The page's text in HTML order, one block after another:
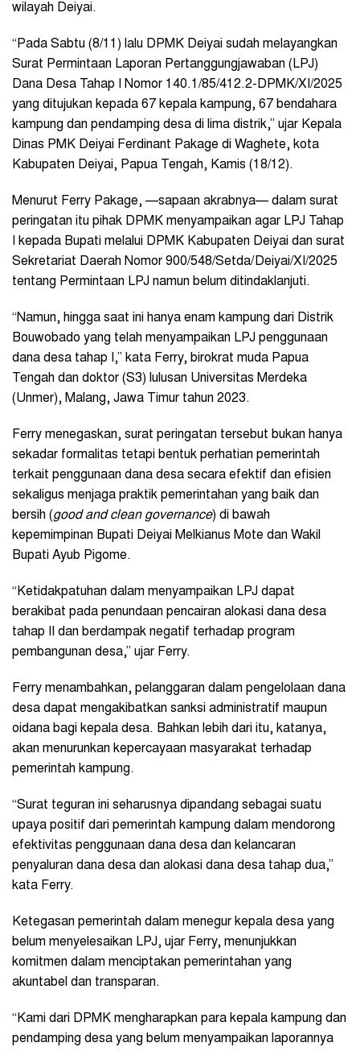
wilayah Deiyai.
“Pada Sabtu (8/11) lalu DPMK Deiyai sudah melayangkan
Surat Permintaan Laporan Pertanggungjawaban (LPJ)
Dana Desa Tahap I Nomor 140.1/85/412.2-DPMK/XI/2025
yang ditujukan kepada 67 kepala kampung, 67 bendahara
kampung dan pendamping desa di lima distrik,” ujar Kepala
Dinas PMK Deiyai Ferdinant Pakage di Waghete, kota
Kabupaten Deiyai, Papua Tengah, Kamis (18/12).
Menurut Ferry Pakage, —sapaan akrabnya— dalam surat
peringatan itu pihak DPMK menyampaikan agar LPJ Tahap
I kepada Bupati melalui DPMK Kabupaten Deiyai dan surat
Sekretariat Daerah Nomor 900/548/Setda/Deiyai/XI/2025
tentang Permintaan LPJ namun belum ditindaklanjuti.
“Namun, hingga saat ini hanya enam kampung dari Distrik
Bouwobado yang telah menyampaikan LPJ penggunaan
dana desa tahap I,” kata Ferry, birokrat muda Papua
Tengah dan doktor (S3) lulusan Universitas Merdeka
(Unmer), Malang, Jawa Timur tahun 2023.
Ferry menegaskan, surat peringatan tersebut bukan hanya
sekadar formalitas tetapi bentuk perhatian pemerintah
terkait penggunaan dana desa secara efektif dan efisien
sekaligus menjaga praktik pemerintahan yang baik dan
bersih (good and clean governance) di bawah
kepemimpinan Bupati Deiyai Melkianus Mote dan Wakil
Bupati Ayub Pigome.
“Ketidakpatuhan dalam menyampaikan LPJ dapat
berakibat pada penundaan pencairan alokasi dana desa
tahap II dan berdampak negatif terhadap program
pembangunan desa,” ujar Ferry.
Ferry menambahkan, pelanggaran dalam pengelolaan dana
desa dapat mengakibatkan sanksi administratif maupun
oidana bagi kepala desa. Bahkan lebih dari itu, katanya,
akan menurunkan kepercayaan masyarakat terhadap
pemerintah kampung.
“Surat teguran ini seharusnya dipandang sebagai suatu
upaya positif dari pemerintah kampung dalam mendorong
efektivitas penggunaan dana desa dan kelancaran
penyaluran dana desa dan alokasi dana desa tahap dua,”
kata Ferry.
Ketegasan pemerintah dalam menegur kepala desa yang
belum menyelesaikan LPJ, ujar Ferry, menunjukkan
komitmen dalam menciptakan pemerintahan yang
akuntabel dan transparan.
“Kami dari DPMK mengharapkan para kepala kampung dan
pendamping desa yang belum menyampaikan laporannya